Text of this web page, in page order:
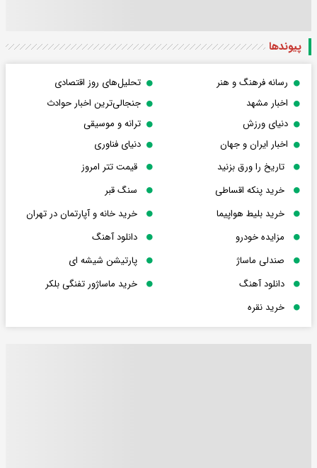
پیوندها
رسانه فرهنگ و هنر
تحلیل‌های روز اقتصادی
اخبار مشهد
جنجالی‌ترین اخبار حوادث
دنیای ورزش
ترانه و موسیقی
اخبار ایران و جهان
دنیای فناوری
تاریخ را ورق بزنید
قیمت تتر امروز
خرید پنکه اقساطی
سنگ قبر
خرید بلیط هواپیما
خرید خانه و آپارتمان در تهران
مزایده خودرو
دانلود آهنگ
صندلی ماساژ
پارتیشن شیشه ای
دانلود آهنگ
خرید ماساژور تفنگی بلکر
خرید نقره